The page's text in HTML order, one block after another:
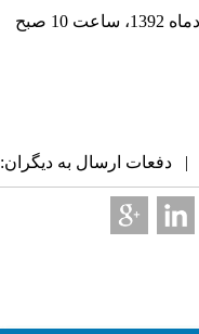
صبح
| دفعات ارسال به دیگران: ۹۴ بار |